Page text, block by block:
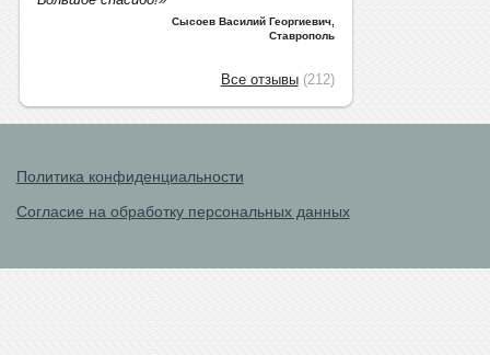
Сысоев Василий Георгиевич,
Ставрополь
Все отзывы(212)
Политика конфиденциальности
Согласие на обработку персональных данных